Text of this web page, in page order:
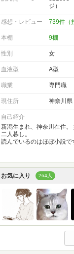
ジ）
感想・レビュー 739件（
本棚 9棚
性別 女
血液型 A型
職業 専門職
現住所 神奈川県
自己紹介
新潟生まれ、神奈川在住。
二人暮し。
読んでいるのはほぼ小説で
お気に入り 264人